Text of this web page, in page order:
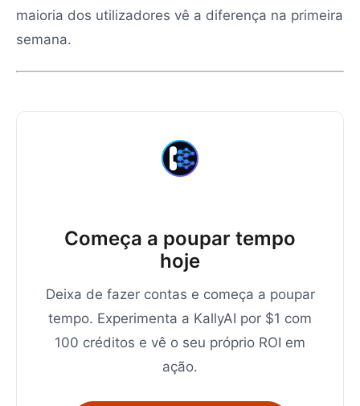
maioria dos utilizadores vê a diferença na primeira
semana.
Começa a poupar tempo
hoje
Deixa de fazer contas e começa a poupar
tempo. Experimenta a KallyAI por $1 com
100 créditos e vê o seu próprio ROI em
ação.